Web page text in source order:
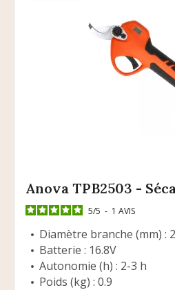
Anova TPB2503 -
5/5 - 1 AVIS
Diamètre branche (mm) :
Batterie : 16.8V
Autonomie (h) : 2-3 h
Poids (kg) : 0.9